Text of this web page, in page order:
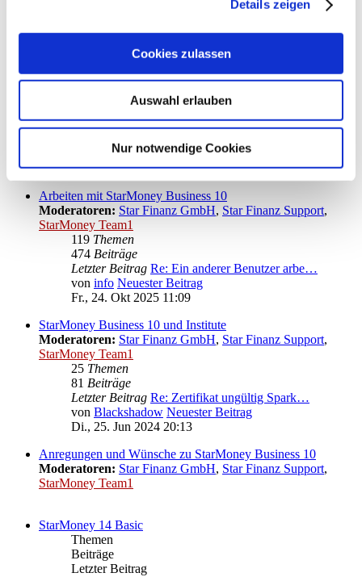
Details zeigen
Cookies zulassen
Auswahl erlauben
Nur notwendige Cookies
Re: Fehlermeldung: "Failed to…
Moderatoren: Star Finanz GmbH,Star Finanz Support,
StarMoney Team1
142Beiträge
vader Neuester Beitrag
Mo., 13. Nov 2023 11:53
Arbeiten mit StarMoney Business 10
Moderatoren: Star Finanz GmbH, Star Finanz Support,
StarMoney Team1
119 Themen
474 Beiträge
Letzter Beitrag Re: Ein anderer Benutzer arbe…
von info Neuester Beitrag
Fr., 24. Okt 2025 11:09
StarMoney Business 10 und Institute
Moderatoren: Star Finanz GmbH, Star Finanz Support,
StarMoney Team1
25 Themen
81 Beiträge
Letzter Beitrag Re: Zertifikat ungültig Spark…
von Blackshadow Neuester Beitrag
Di., 25. Jun 2024 20:13
Anregungen und Wünsche zu StarMoney Business 10
Moderatoren: Star Finanz GmbH, Star Finanz Support,
StarMoney Team1
StarMoney 14 Basic
Themen
Beiträge
Letzter Beitrag